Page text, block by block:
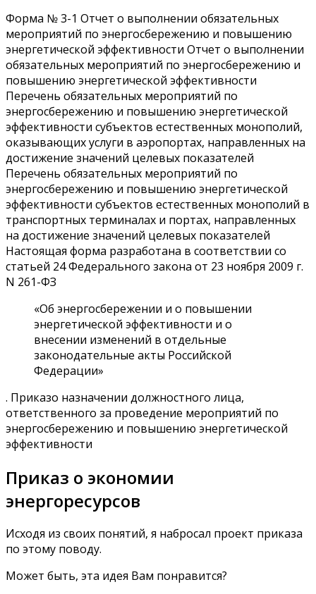
Форма № 3-1 Отчет о выполнении обязательных
мероприятий по энергосбережению и повышению
энергетической эффективности Отчет о выполнении
обязательных мероприятий по энергосбережению и
повышению энергетической эффективности
Перечень обязательных мероприятий по
энергосбережению и повышению энергетической
эффективности субъектов естественных монополий,
оказывающих услуги в аэропортах, направленных на
достижение значений целевых показателей
Перечень обязательных мероприятий по
энергосбережению и повышению энергетической
эффективности субъектов естественных монополий в
транспортных терминалах и портах, направленных
на достижение значений целевых показателей
Настоящая форма разработана в соответствии со
статьей 24 Федерального закона от 23 ноября 2009 г.
N 261-ФЗ
«Об энергосбережении и о повышении
энергетической эффективности и о
внесении изменений в отдельные
законодательные акты Российской
Федерации»
. Приказо назначении должностного лица,
ответственного за проведение мероприятий по
энергосбережению и повышению энергетической
эффективности
Приказ о экономии
энергоресурсов
Исходя из своих понятий, я набросал проект приказа
по этому поводу.
Может быть, эта идея Вам понравится?